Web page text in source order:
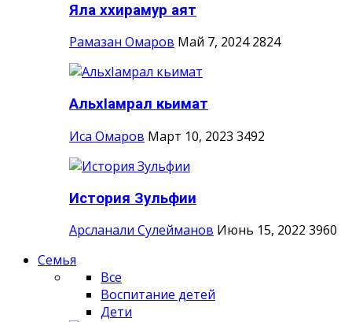
Яла ххирамур аят
Рамазан Омаров Май 7, 2024 2824
АльхIамрал кьимат
Иса Омаров Март 10, 2023 3492
История Зульфии
Арсланали Сулейманов Июнь 15, 2022 3960
Семья
Все
Воспитание детей
Дети